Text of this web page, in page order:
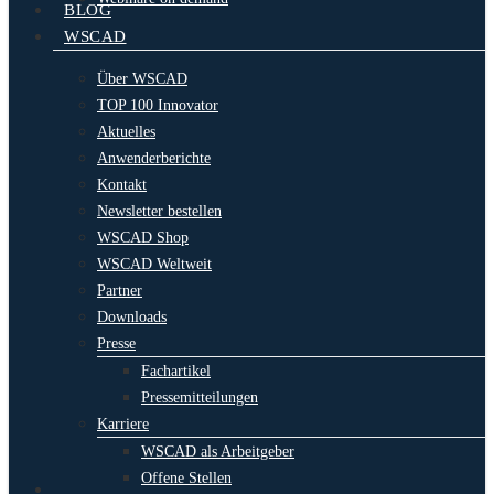
BLOG
WSCAD
Über WSCAD
TOP 100 Innovator
Aktuelles
Anwenderberichte
Kontakt
Newsletter bestellen
WSCAD Shop
WSCAD Weltweit
Partner
Downloads
Presse
Fachartikel
Pressemitteilungen
Karriere
WSCAD als Arbeitgeber
Offene Stellen